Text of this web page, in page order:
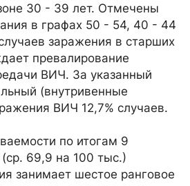
30 - 39 лет. Отмечены
в графах 50 - 54, 40 - 44
заражения в старших
превалирование
ВИЧ. За указанный
(внутривенные
ВИЧ 12,7% случаев.
по итогам 9
69,9 на 100 тыс.)
занимает шестое ранговое